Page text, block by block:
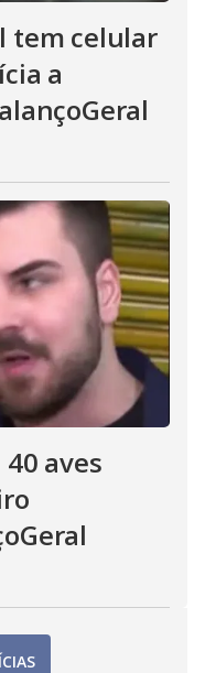
tem celular
a
aves